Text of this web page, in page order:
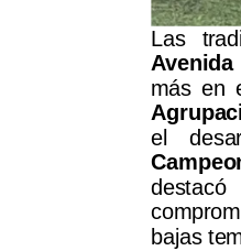
Las
más en
el
bajas